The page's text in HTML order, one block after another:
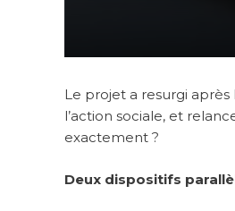
Le projet a resurgi
l’action sociale, et
exactement ?
Deux dispositifs